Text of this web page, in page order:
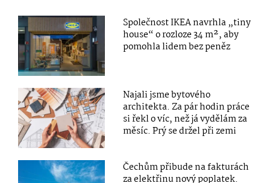
Společnost IKEA navrhla „tiny
house“ o rozloze 34 m², aby
pomohla lidem bez peněz
Najali jsme bytového
architekta. Za pár hodin práce
si řekl o víc, než já vydělám za
měsíc. Prý se držel při zemi
Čechům přibude na fakturách
za elektřinu nový poplatek.